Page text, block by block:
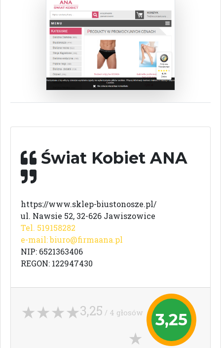
Świat Kobiet ANA
https://www.sklep-biustonosze.pl/
ul. Nawsie 52, 32-626 Jawiszowice
Tel. 519158282
e-mail:biuro@firmaana.pl
NIP: 6521363406
REGON: 122947430
3,25
3,25 / 4 głosów